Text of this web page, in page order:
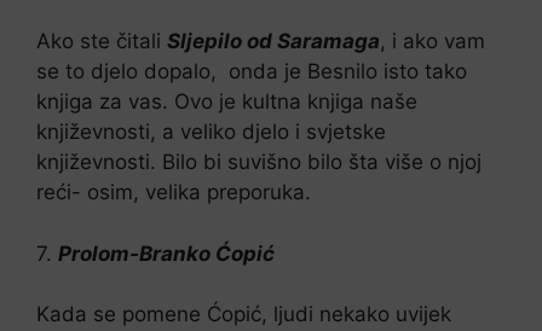
Ako ste čitali Sljepilo od Saramaga, i ako vam
se to djelo dopalo, onda je Besnilo isto tako
knjiga za vas. Ovo je kultna knjiga naše
književnosti, a veliko djelo i svjetske
književnosti. Bilo bi suvišno bilo šta više o njoj
reći- osim, velika preporuka.
7. Prolom-Branko Ćopić
Kada se pomene Ćopić, ljudi nekako uvijek